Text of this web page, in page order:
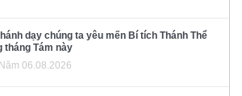
dạy chúng ta yêu mến Bí tích Thánh Thể
tháng Tám này
06.08.2026